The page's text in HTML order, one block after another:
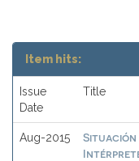
Item hits:
Issue
Date
Title
Aug-2015